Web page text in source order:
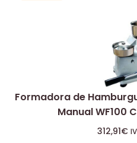
Formadora de
Manual WF100
312,91€